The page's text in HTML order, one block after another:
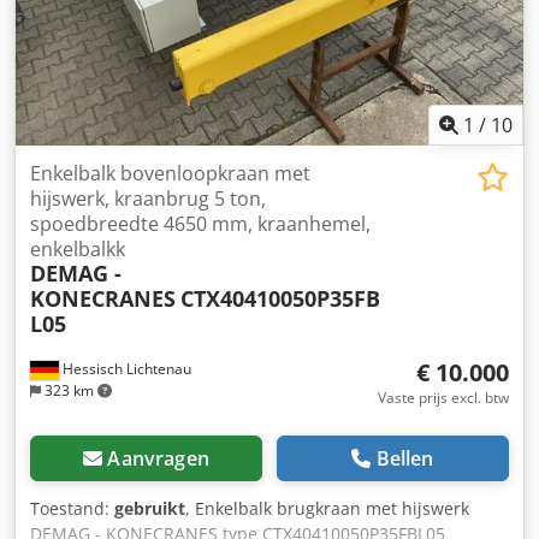
1 / 10
Hessisch Lichtenau
323 km
Enkelbalk bovenloopkraan met
hijswerk, kraanbrug 5 ton,
spoedbreedte 4650 mm, kraanhemel,
enkelbalkk
DEMAG -
KONECRANES CTX40410050P35FB
L05
€ 10.000
Vaste prijs excl. btw
Aanvragen Bellen
Toestand: gebruikt, Enkelbalk brugkraan met hijswerk
DEMAG - KONECRANES type CTX40410050P35FBL05